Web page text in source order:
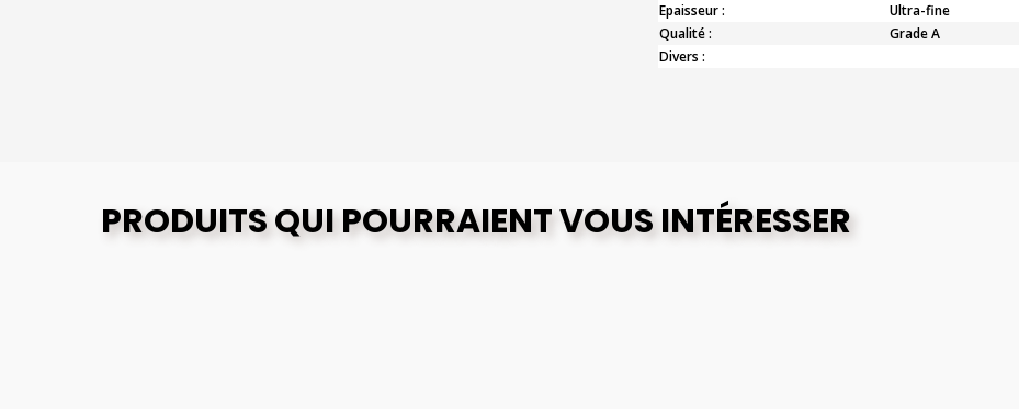
Epaisseur :
Ultra-fine
Qualité :
Grade A
Divers :
PRODUITS QUI POURRAIENT VOUS INTÉRESSER